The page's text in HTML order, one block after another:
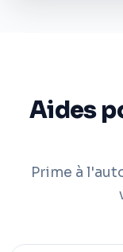
Aides
Prime à